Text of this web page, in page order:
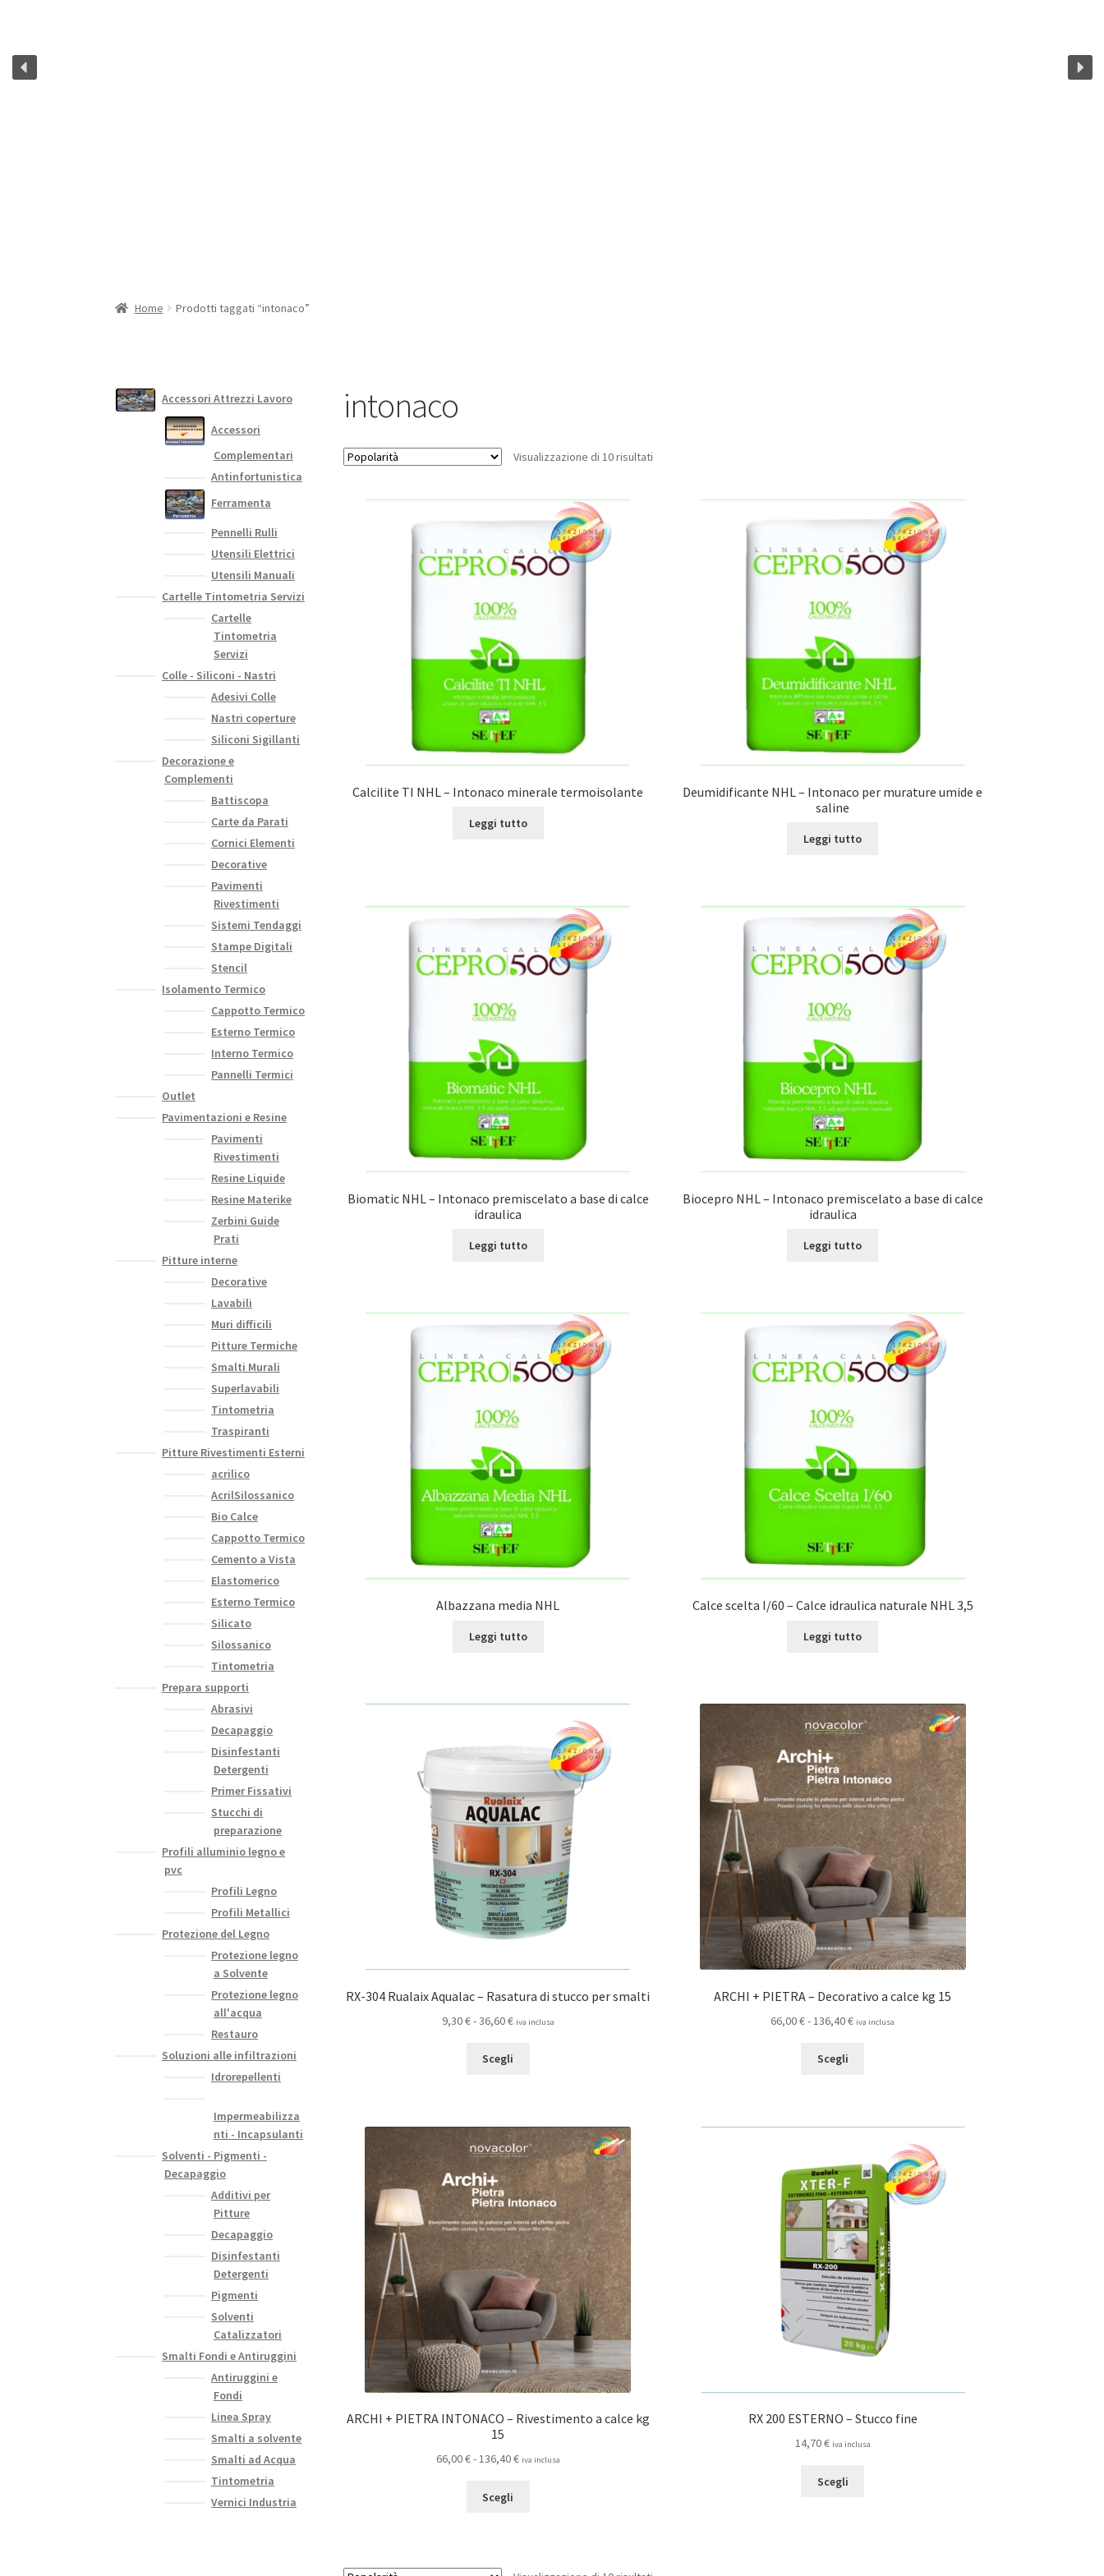
Home Prodotti taggati “intonaco”
intonaco
Visualizzazione di 10 risultatiPopolarità
Calcilite TI NHL – Intonaco minerale termoisolante
Leggi tutto
Deumidificante NHL – Intonaco per murature umide e
saline
Leggi tutto
Biomatic NHL – Intonaco premiscelato a base di calce
idraulica
Leggi tutto
Biocepro NHL – Intonaco premiscelato a base di calce
idraulica
Leggi tutto
Albazzana media NHL
Leggi tutto
Calce scelta I/60 – Calce idraulica naturale NHL 3,5
Leggi tutto
RX-304 Rualaix Aqualac – Rasatura di stucco per smalti
9,30€-36,60€Fascia
prezzo:
36,60 €
iva inclusa
Scegli
varianti.
Le
opzioni
possono
essere
scelte
nella
pagina
del
prodotto
ARCHI + PIETRA – Decorativo a calce kg 15
66,00€-136,40€Fascia
136,40 €
iva inclusa
Scegli
varianti.
opzioni
possono
essere
scelte
nella
pagina
del
prodotto
ARCHI + PIETRA INTONACO – Rivestimento a calce kg
15
66,00€-136,40€Fascia
iva inclusa
Scegli
RX 200 ESTERNO – Stucco fine
14,70€ iva inclusa
Scegli
Accessori Attrezzi Lavoro
Accessori
Complementari
Antinfortunistica
Ferramenta
Pennelli Rulli
Utensili Elettrici
Utensili Manuali
Cartelle Tintometria Servizi
Cartelle
Tintometria
Servizi
Colle - Siliconi - Nastri
Adesivi Colle
Nastri coperture
Siliconi Sigillanti
Decorazione e
Complementi
Battiscopa
Carte da Parati
Cornici Elementi
Decorative
Pavimenti
Rivestimenti
Sistemi Tendaggi
Stampe Digitali
Stencil
Isolamento Termico
Cappotto Termico
Esterno Termico
Interno Termico
Pannelli Termici
Outlet
Pavimentazioni e Resine
Pavimenti
Rivestimenti
Resine Liquide
Resine Materike
Zerbini Guide
Prati
Pitture interne
Decorative
Lavabili
Muri difficili
Pitture Termiche
Smalti Murali
Superlavabili
Tintometria
Traspiranti
Pitture Rivestimenti Esterni
acrilico
AcrilSilossanico
Bio Calce
Cappotto Termico
Cemento a Vista
Elastomerico
Esterno Termico
Silicato
Silossanico
Tintometria
Prepara supporti
Abrasivi
Decapaggio
Disinfestanti
Detergenti
Primer Fissativi
Stucchi di
preparazione
Profili alluminio legno e
pvc
Profili Legno
Profili Metallici
Protezione del Legno
Protezione legno
a Solvente
Protezione legno
all'acqua
Restauro
Soluzioni alle infiltrazioni
Idrorepellenti
Impermeabilizza
nti - Incapsulanti
Solventi - Pigmenti -
Decapaggio
Additivi per
Pitture
Decapaggio
Disinfestanti
Detergenti
Pigmenti
Solventi
Catalizzatori
Smalti Fondi e Antiruggini
Antiruggini e
Fondi
Linea Spray
Smalti a solvente
Smalti ad Acqua
Tintometria
Vernici Industria